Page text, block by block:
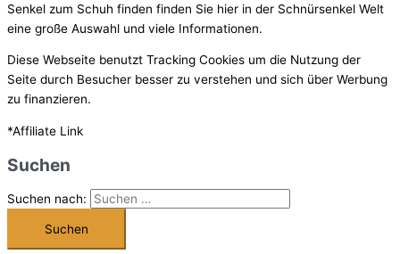
Senkel zum Schuh finden finden Sie hier in der Schnürsenkel Welt
eine große Auswahl und viele Informationen.
Diese Webseite benutzt Tracking Cookies um die Nutzung der
Seite durch Besucher besser zu verstehen und sich über Werbung
zu finanzieren.
*Affiliate Link
Suchen
Suchen nach: